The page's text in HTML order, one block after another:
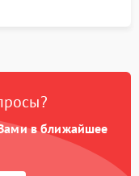
в ближайшее